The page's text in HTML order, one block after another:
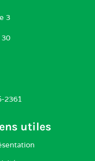
3
2361
utiles